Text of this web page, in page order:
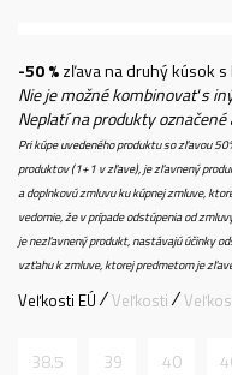
-50 %zľava na druhý kúsok
Nie je možné kombinovať s
Neplatí na produkty označené
Pri kúpe uvedeného produktu so zľavou
produktov (1+1 v zľave), je zľavnený
a doplnkovú zmluvu ku kúpnej zmluve,
vedomie, že v prípade odstúpenia od
je nezľavnený produkt, nastávajú účinky
vzťahu k zmluve, ktorej predmetom je
Veľkosti EÚ Veľkosti
38.5 39 40